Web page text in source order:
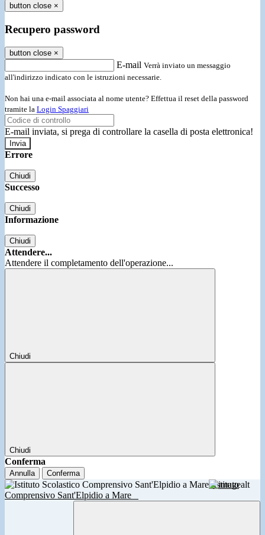
button close ×
Recupero password
button close ×
E-mail Verrà inviato un messaggio
all'indirizzo indicato con le istruzioni necessarie.
Non hai una e-mail associata al nome utente? Effettua il reset della password
tramite la Login Spaggiari
E-mail inviata, si prega di controllare la casella di posta elettronica!
Errore
Chiudi
Successo
Chiudi
Informazione
Chiudi
Attendere...
Attendere il completamento dell'operazione...
Chiudi
Chiudi
Conferma
Annulla Conferma
Istituto
Comprensivo Sant'Elpidio a Mare